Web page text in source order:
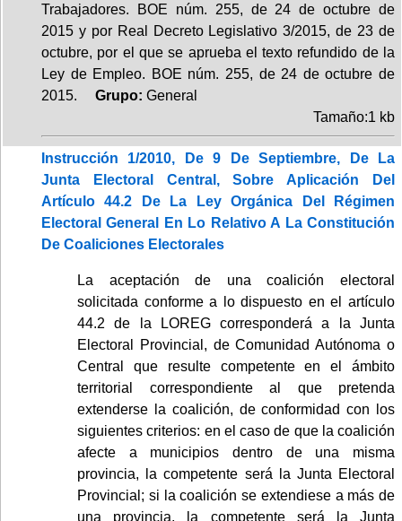
Trabajadores. BOE núm. 255, de 24 de octubre de
2015 y por Real Decreto Legislativo 3/2015, de 23 de
octubre, por el que se aprueba el texto refundido de la
Ley de Empleo. BOE núm. 255, de 24 de octubre de
2015.
Grupo: General
Tamaño:1 kb
Instrucción 1/2010, De 9 De Septiembre, De La
Junta Electoral Central, Sobre Aplicación Del
Artículo 44.2 De La Ley Orgánica Del Régimen
Electoral General En Lo Relativo A La Constitución
De Coaliciones Electorales
La aceptación de una coalición electoral
solicitada conforme a lo dispuesto en el artículo
44.2 de la LOREG corresponderá a la Junta
Electoral Provincial, de Comunidad Autónoma o
Central que resulte competente en el ámbito
territorial correspondiente al que pretenda
extenderse la coalición, de conformidad con los
siguientes criterios: en el caso de que la coalición
afecte a municipios dentro de una misma
provincia, la competente será la Junta Electoral
Provincial; si la coalición se extendiese a más de
una provincia, la competente será la Junta